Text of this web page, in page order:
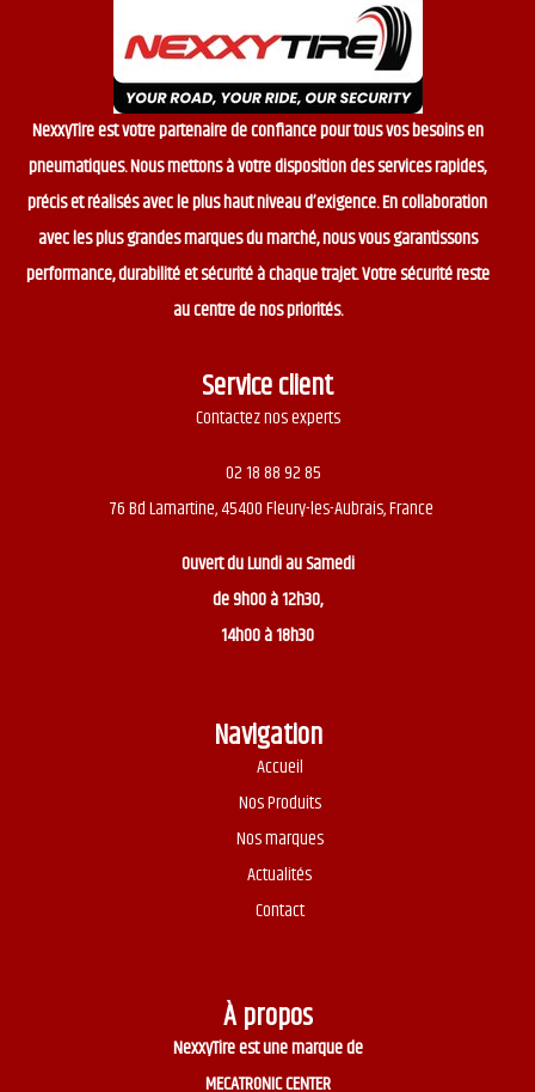
NexxyTire est votre partenaire de confiance pour tous vos besoins en
pneumatiques. Nous mettons à votre disposition des services rapides,
précis et réalisés avec le plus haut niveau d’exigence. En collaboration
avec les plus grandes marques du marché, nous vous garantissons
performance, durabilité et sécurité à chaque trajet. Votre sécurité reste
au centre de nos priorités.
Service client
Contactez nos experts
02 18 88 92 85
76 Bd Lamartine, 45400 Fleury-les-Aubrais, France
Ouvert duLundi au Samedi
de 9h00 à 12h30,
14h00 à 18h30
Navigation
Accueil
Nos Produits
Nos marques
Actualités
Contact
À propos
NexxyTire est une marque de
MECATRONIC CENTER